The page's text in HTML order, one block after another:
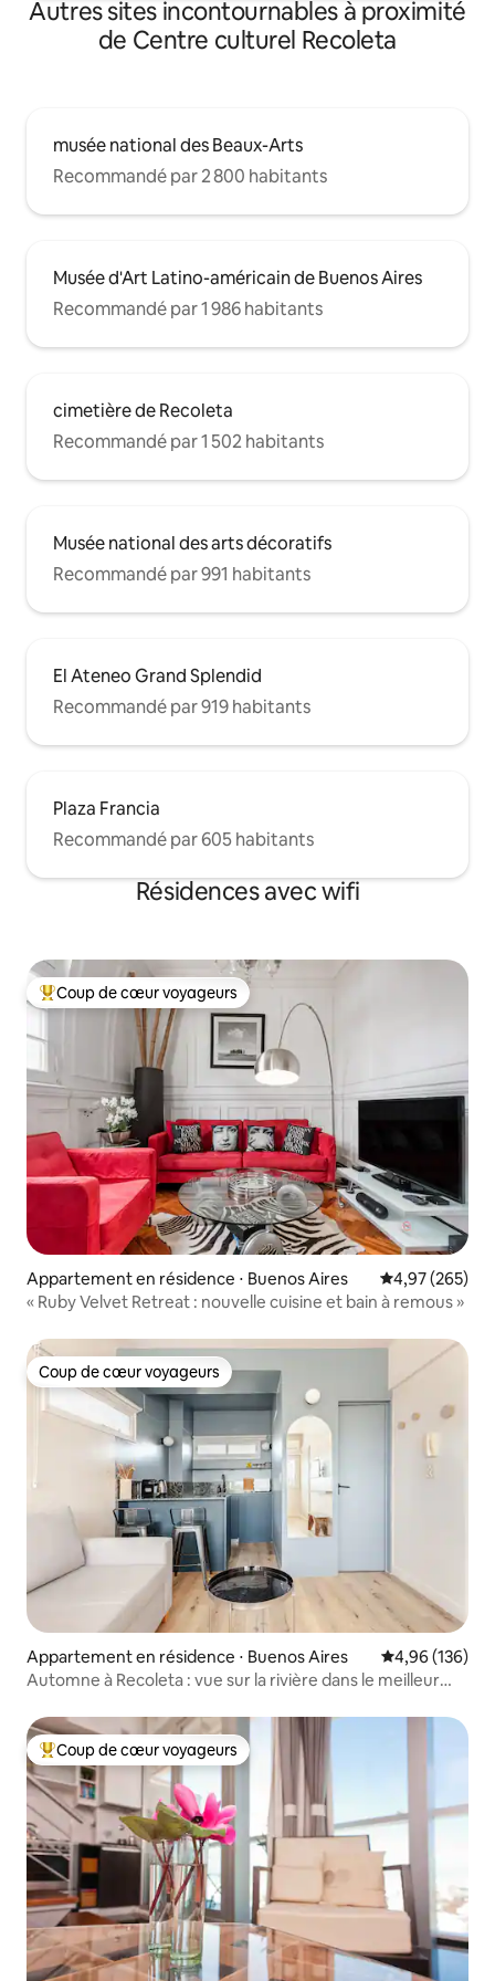
Autres sites incontournables à proximité
de Centre culturel Recoleta
musée national des Beaux-Arts
Recommandé par 2 800 habitants
Musée d'Art Latino-américain de Buenos Aires
Recommandé par 1 986 habitants
cimetière de Recoleta
Recommandé par 1 502 habitants
Musée national des arts décoratifs
Recommandé par 991 habitants
El Ateneo Grand Splendid
Recommandé par 919 habitants
Plaza Francia
Recommandé par 605 habitants
Résidences avec wifi
Coups de cœur voyageurs les plus appréciés
Coup de cœur voyageurs
Appartement en résidence ⋅ Buenos Aires Évaluation
4,97 (265)
« Ruby Velvet Retreat : nouvelle cuisine et bain à remous »
Coup de cœur voyageurs
Coup de cœur voyageurs
Appartement en résidence ⋅ Buenos Aires Évaluation
4,96 (136)
Automne à Recoleta : vue sur la rivière dans le meilleur
Coups de cœur voyageurs les plus appréciés
Coup de cœur voyageurs